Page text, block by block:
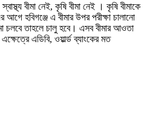
বীমা নেই, কৃষি বীমা নেই । কৃষি বীমাকে
হবিগঞ্জে এ বীমার উপর পরীক্ষা চালানো
চলবে তাহলে চালু হবে। এসব বীমার আওতা
এডিবি, ওয়ার্ল্ড ব্যাংকের মত